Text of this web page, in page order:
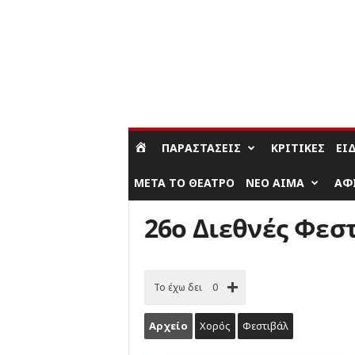
ΠΑΡΑΣΤΆΣΕΙΣ ΚΡΙΤΙΚΈΣ
ΜΕΤΆ ΤΟ ΘΈΑΤΡΟ ΝΈΟ ΑΊΜΑ
26ο Διεθνές
Το έχω δει 0
Αρχείο Χορός Φεστιβάλ